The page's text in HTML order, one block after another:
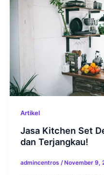
Artikel
Jasa Kitchen Set
dan Terjangkau!
admincentros / November 9,